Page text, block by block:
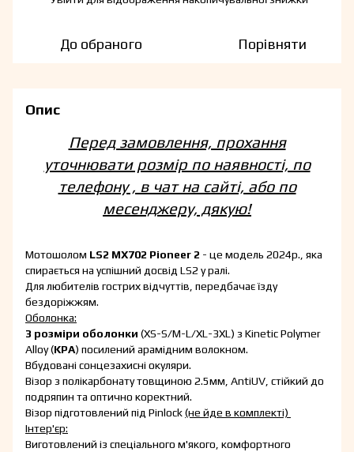
До обраного Порівняти
Опис
Перед замовлення, прохання
уточнювати розмір по наявності, по
телефону , в чат на сайті, або по
месенджеру, дякую!
Мотошолом LS2 MX702 Pioneer 2 - це модель 2024р., яка
спирається на успішний досвід LS2 у ралі.
Для любителів гострих відчуттів, передбачає їзду
бездоріжжям.
Оболонка:
3 розміри оболонки (XS-S/M-L/XL-3XL) з Kinetic Polymer
Alloy (KPA) посилений арамідним волокном.
Вбудовані сонцезахисні окуляри.
Візор з полікарбонату товщиною 2.5мм, AntiUV, стійкий до
подряпин та оптично коректний.
Візор підготовлений під Pinlock(не йде в комплекті)
Інтер'єр:
Виготовлений із спеціального м'якого, комфортного